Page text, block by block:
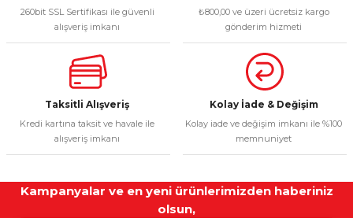
260bit SSL Sertifikası ile güvenli
alışveriş imkanı
₺800,00 ve üzeri ücretsiz kargo
gönderim hizmeti
Taksitli Alışveriş
Kredi kartına taksit ve havale ile
alışveriş imkanı
Kolay İade & Değişim
Kolay iade ve değişim imkanı ile %100
memnuniyet
Kampanyalar ve en yeni ürünlerimizden haberiniz
olsun,